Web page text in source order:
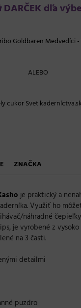
DARČEK dľa
Goldbären Medvedíci -
ALEBO
cukor Svet
ZNAČKA
je praktický a
Využiť ho
náhradné
je vyrobené z
na 3 časti.
detailmi
puzdro